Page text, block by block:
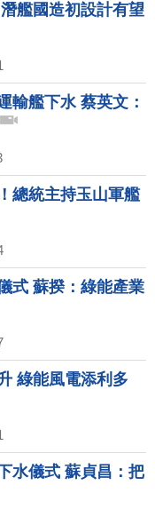
艦國造初設計有望
輸艦下水 蔡英文：
總統主持玉山軍艦
式 蘇揆：綠能產業
綠能風電添利多
水儀式 蘇貞昌：把